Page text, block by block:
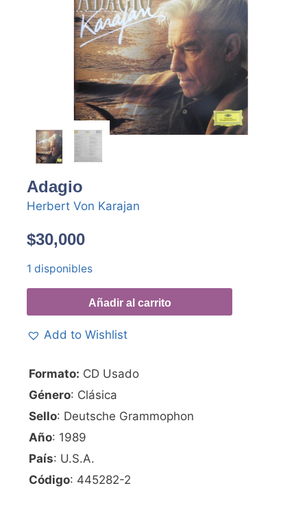
Adagio
Herbert Von Karajan
$30,000
1 disponibles
Añadir al carrito
Add to Wishlist
Formato: CD Usado
Género: Clásica
Sello: Deutsche Grammophon
Año: 1989
País: U.S.A.
Código: 445282-2